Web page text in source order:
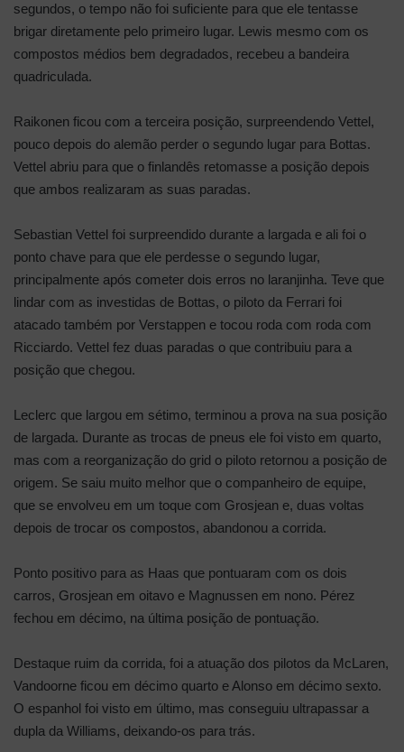
segundos, o tempo não foi suficiente para que ele tentasse
brigar diretamente pelo primeiro lugar. Lewis mesmo com os
compostos médios bem degradados, recebeu a bandeira
quadriculada.
Raikonen ficou com a terceira posição, surpreendendo Vettel,
pouco depois do alemão perder o segundo lugar para Bottas.
Vettel abriu para que o finlandês retomasse a posição depois
que ambos realizaram as suas paradas.
Sebastian Vettel foi surpreendido durante a largada e ali foi o
ponto chave para que ele perdesse o segundo lugar,
principalmente após cometer dois erros no laranjinha. Teve que
lindar com as investidas de Bottas, o piloto da Ferrari foi
atacado também por Verstappen e tocou roda com roda com
Ricciardo. Vettel fez duas paradas o que contribuiu para a
posição que chegou.
Leclerc que largou em sétimo, terminou a prova na sua posição
de largada. Durante as trocas de pneus ele foi visto em quarto,
mas com a reorganização do grid o piloto retornou a posição de
origem. Se saiu muito melhor que o companheiro de equipe,
que se envolveu em um toque com Grosjean e, duas voltas
depois de trocar os compostos, abandonou a corrida.
Ponto positivo para as Haas que pontuaram com os dois
carros, Grosjean em oitavo e Magnussen em nono. Pérez
fechou em décimo, na última posição de pontuação.
Destaque ruim da corrida, foi a atuação dos pilotos da McLaren,
Vandoorne ficou em décimo quarto e Alonso em décimo sexto.
O espanhol foi visto em último, mas conseguiu ultrapassar a
dupla da Williams, deixando-os para trás.